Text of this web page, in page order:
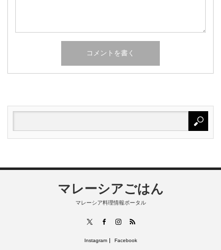
マレーシアごはん
マレーシア料理情報ポータル
FacebookInstagram
RSS
Instagram Facebook